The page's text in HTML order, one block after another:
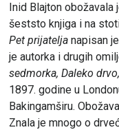
Inid Blajton
šeststo knjiga i na
Pet prijatelja napisan
je autorka i drugih
sedmorka, Daleko
1897. godine u
Bakingamširu.
Znala je mnogo o